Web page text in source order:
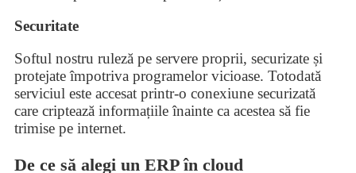
Securitate
Softul nostru ruleză pe servere proprii, securizate și
protejate împotriva programelor vicioase. Totodată
serviciul este accesat printr-o conexiune securizată
care criptează informațiile înainte ca acestea să fie
trimise pe internet.
De ce să alegi un ERP în cloud